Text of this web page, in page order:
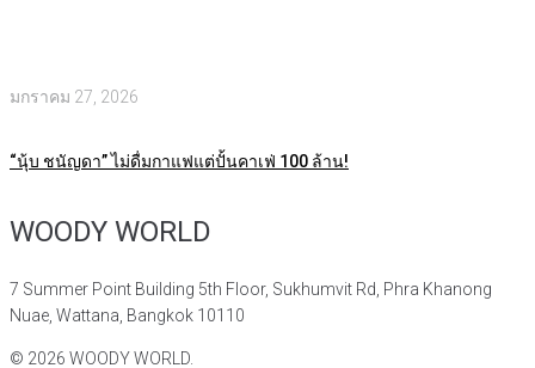
มกราคม 27, 2026
“นุ้บ ชนัญดา” ไม่ดื่มกาแฟแต่ปั้นคาเฟ่ 100 ล้าน!
WOODY WORLD
7 Summer Point Building 5th Floor, Sukhumvit Rd, Phra Khanong
Nuae, Wattana, Bangkok 10110
© 2026 WOODY WORLD.